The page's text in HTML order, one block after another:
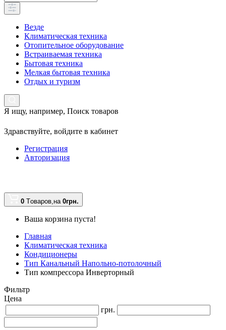
Везде
Климатическая техника
Отопительное оборудование
Встраиваемая техника
Бытовая техника
Мелкая бытовая техника
Отдых и туризм
Я ищу, например, Поиск товаров
Здравствуйте, войдите в кабинет
Регистрация
Авторизация
0 Tоваров,на 0грн.
Ваша корзина пуста!
Главная
Климатическая техника
Кондиционеры
Тип Канальный Напольно-потолочный
Тип компрессора Инверторный
Фильтр
Цена
грн.